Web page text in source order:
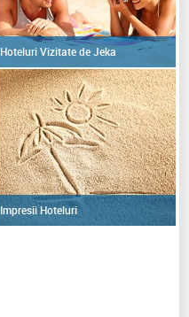
Hoteluri Vizitate de Jeka
Impresii Hoteluri